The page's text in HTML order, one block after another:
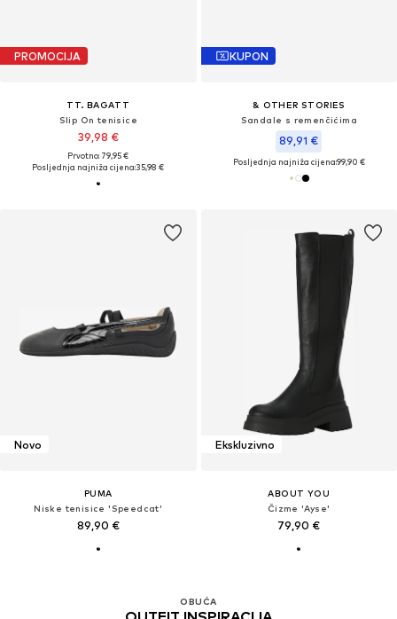
PROMOCIJA
TT. BAGATT
Slip On tenisice
39,98 €
Prvotno: 79,95 €
Posljednja najniža cijena:35,98 €
KUPON
& OTHER STORIES
Sandale s remenčićima
89,91 €
Posljednja najniža cijena:99,90 €
Novo
PUMA
Niske tenisice 'Speedcat'
89,90 €
Ekskluzivno
ABOUT YOU
Čizme 'Ayse'
79,90 €
OBUĆA